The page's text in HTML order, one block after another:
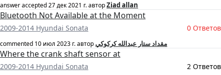
answer accepted27 дек 2021 г.авторZiad allan
Bluetooth Not Available at the Moment
2009-2014 Hyundai Sonata 0 Ответов
commented 10 июл 2023 г.авторمقداد ستار عبدالله كركوكي
Where the crank shaft sensor at
2009-2014 Hyundai Sonata 2 Ответов